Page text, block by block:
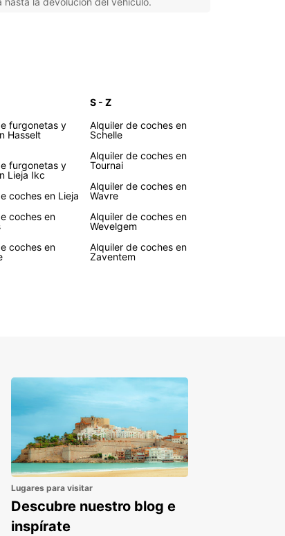
esté planeando un viaje de negocios en
ciudades medievales de Bélgica, Europcar
perfecta para sus necesidades de
su coche de alquiler en Bélgica con
mismo y comience a explorar este
país a su propio ritmo.
furgonetas y
Hasselt
furgonetas y
Lieja Ikc
coches en Lieja
coches en
coches en
S - Z
Alquiler de coches en
Schelle
Alquiler de coches en
Tournai
Alquiler de coches en
Wavre
Alquiler de coches en
Wevelgem
Alquiler de coches en
Zaventem
Lugares para visitar
Descubre nuestro blog e
inspírate